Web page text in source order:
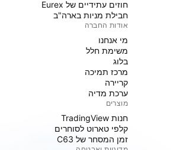
חוזים עתידיים של Eurex
חבילת מניות בארה"ב
אודות החברה
מי אנחנו
משימת חלל
בלוג
מרכז תמיכה
קריירה
ערכת מדיה
מוצרים
חנות TradingView
קלפי טארוט לסוחרים
זמן המסחר של C63